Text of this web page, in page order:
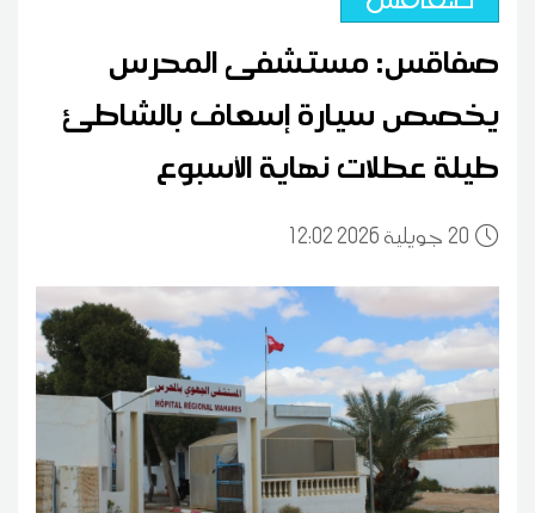
صفاقس: مستشفى المحرس
يخصص سيارة إسعاف بالشاطئ
طيلة عطلات نهاية الأسبوع
20 12:02 2026 جويلية